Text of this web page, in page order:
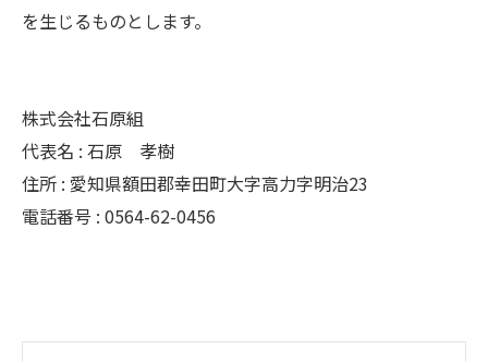
を生じるものとします。
株式会社石原組
代表名 : 石原 孝樹
住所 : 愛知県額田郡幸田町大字高力字明治23
電話番号 : 0564-62-0456